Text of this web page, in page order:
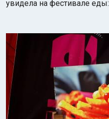
увидела на фестивале еды: